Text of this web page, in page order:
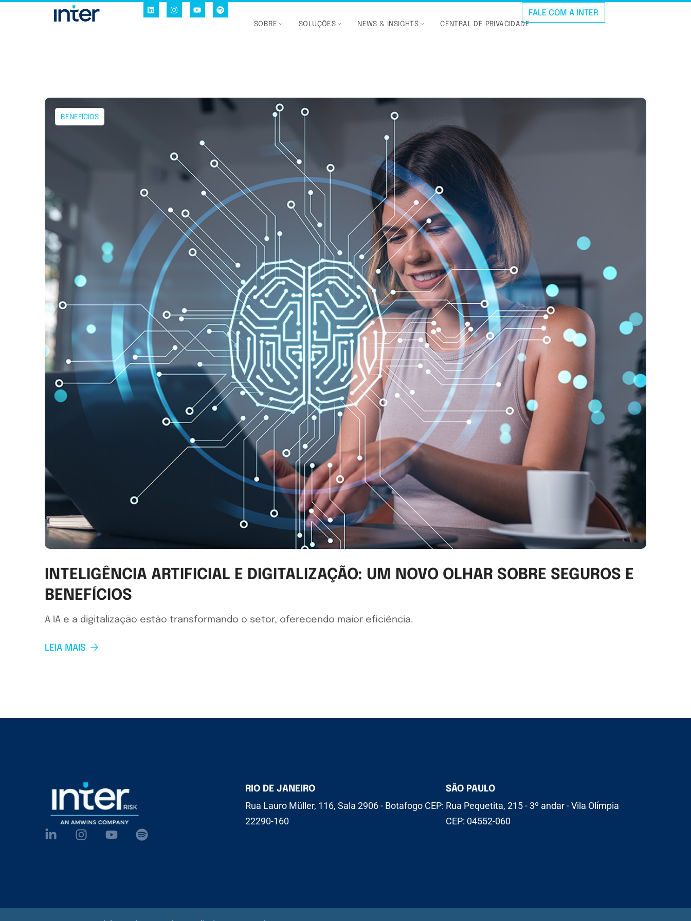
SOBRE SOLUÇÕES NEWS & INSIGHTS CENTRAL DE PRIVACIDADE
FALE COM A INTER
BENEFÍCIOS
INTELIGÊNCIA ARTIFICIAL E DIGITALIZAÇÃO: UM NOVO OLHAR SOBRE SEGUROS E
BENEFÍCIOS
A IA e a digitalização estão transformando o setor, oferecendo maior eficiência.
LEIA MAIS
RIO DE JANEIRO
Rua Lauro Müller, 116, Sala 2906 - Botafogo CEP:
22290-160
SÃO PAULO
Rua Pequetita, 215 - 3º andar - Vila Olímpia
CEP: 04552-060